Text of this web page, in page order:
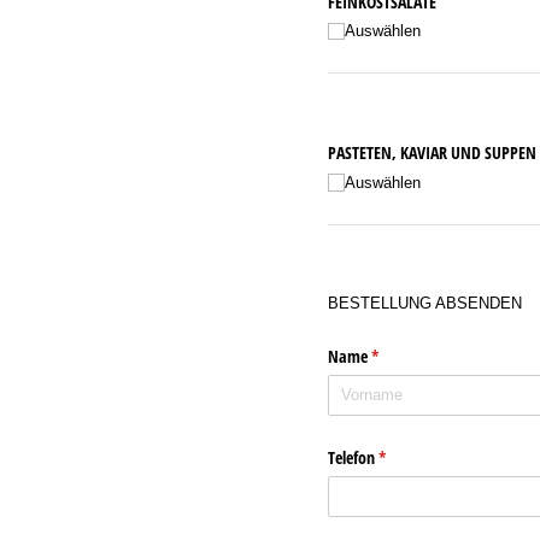
Auswählen
PASTETEN, KAVIAR UND SUPPEN
Auswählen
BESTELLUNG ABSENDEN
Name*
(erforderlich)
Telefon*
(erforderlich)